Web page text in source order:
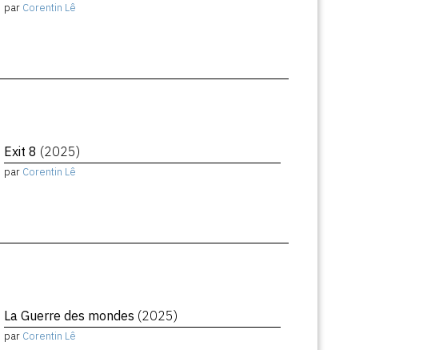
par Corentin Lê
Exit 8 (2025)
par Corentin Lê
La Guerre des mondes (2025)
par Corentin Lê